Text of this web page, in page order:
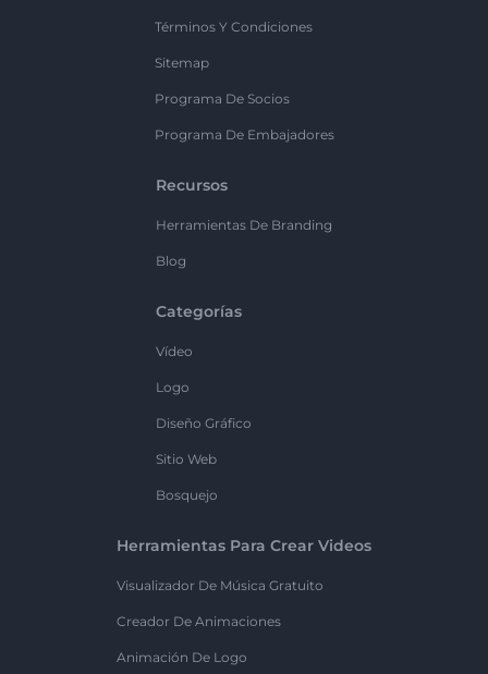
Términos Y Condiciones
Sitemap
Programa De Socios
Programa De Embajadores
Recursos
Herramientas De Branding
Blog
Categorías
Vídeo
Logo
Diseño Gráfico
Sitio Web
Bosquejo
Herramientas Para Crear Videos
Visualizador De Música Gratuito
Creador De Animaciones
Animación De Logo